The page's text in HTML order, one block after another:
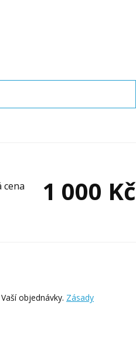
cena 1 000 Kč
objednávky. Zásady